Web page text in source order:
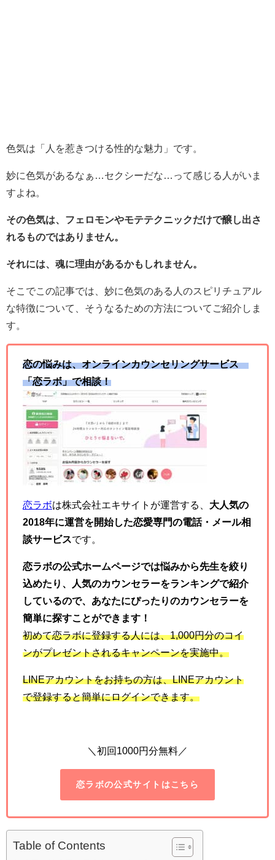
色気は「人を惹きつける性的な魅力」です。
妙に色気があるなぁ…セクシーだな…って感じる人がいま
すよね。
その色気は、フェロモンやモテテクニックだけで醸し出さ
れるものではありません。
それには、魂に理由があるかもしれません。
そこでこの記事では、妙に色気のある人のスピリチュアル
な特徴について、そうなるための方法についてご紹介しま
す。
恋の悩みは、オンラインカウンセリングサービス
「恋ラボ」で相談！
恋ラボは株式会社エキサイトが運営する、 大人気の
2018年に運営を開始した恋愛専門の電話・メール相
談サービスです。
恋ラボの公式ホームページでは悩みから先生を絞り
込めたり、人気のカウンセラーをランキングで紹介
しているので、あなたにぴったりのカウンセラーを
簡単に探すことができます！
初めて恋ラボに登録する人には、1,000円分のコイ
ンがプレゼントされるキャンペーンを実施中。
LINEアカウントをお持ちの方は、LINEアカウント
で登録すると簡単にログインできます。
＼初回1000円分無料／
恋ラボの公式サイトはこちら
Table of Contents